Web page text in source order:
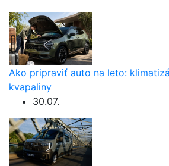
Ako pripraviť auto na leto:
kvapaliny
30.07.